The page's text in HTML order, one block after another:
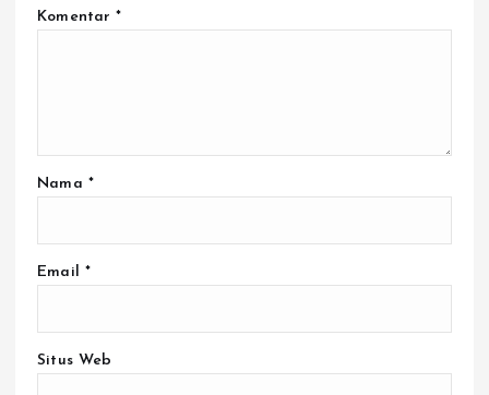
Komentar*
Nama *
Email *
Situs Web